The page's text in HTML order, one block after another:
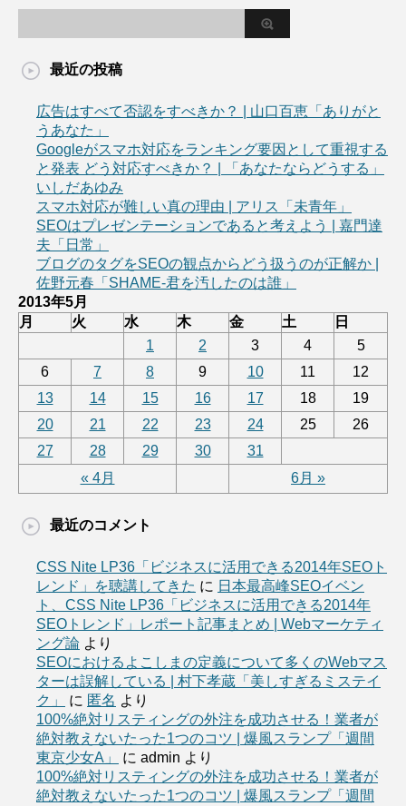
最近の投稿
広告はすべて否認をすべきか？ | 山口百恵「ありがと
うあなた」
Googleがスマホ対応をランキング要因として重視する
と発表 どう対応すべきか？ | 「あなたならどうする」
いしだあゆみ
スマホ対応が難しい真の理由 | アリス「未青年」
SEOはプレゼンテーションであると考えよう | 嘉門達
夫「日常」
ブログのタグをSEOの観点からどう扱うのが正解か |
佐野元春「SHAME-君を汚したのは誰」
2013年5月
月
火 水 木 金 土 日
« 4月 6月 »
1 2 3 4
5
6
7 8 9 10 11
12
13
14 15 16 17 18
19
20
21 22 23 24 25
26
27
28 29 30 31
最近のコメント
CSS Nite LP36「ビジネスに活用できる2014年SEOト
レンド」を聴講してきた に 日本最高峰SEOイベン
ト、CSS Nite LP36「ビジネスに活用できる2014年
SEOトレンド」レポート記事まとめ | Webマーケティ
ング論 より
SEOにおけるよこしまの定義について多くのWebマス
ターは誤解している | 村下孝蔵「美しすぎるミステイ
ク」
に 匿名 より
100%絶対リスティングの外注を成功させる！業者が
絶対教えないたった1つのコツ | 爆風スランプ「週間
東京少女A」
に admin より
100%絶対リスティングの外注を成功させる！業者が
絶対教えないたった1つのコツ | 爆風スランプ「週間